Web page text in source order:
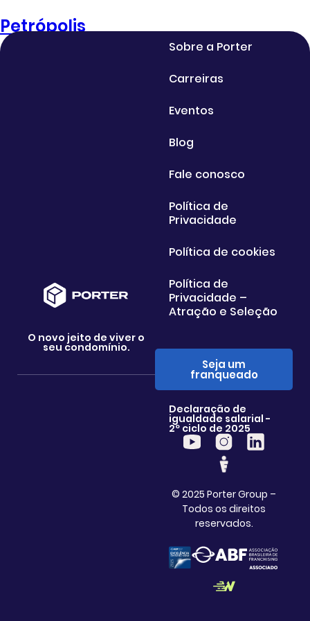
Petrópolis
O novo jeito de viver o
seu condomínio.
Sobre a Porter
Carreiras
Eventos
Blog
Fale conosco
Política de
Privacidade
Política de cookies
Política de
Privacidade –
Atração e Seleção
Seja um
franqueado
Declaração de
igualdade salarial -
2º ciclo de 2025
© 2025 Porter Group –
Todos os direitos
reservados.